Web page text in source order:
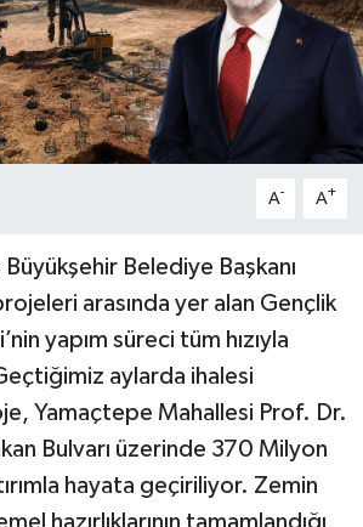
A- A+
Belediye Başkanı
arasında yer alan Gençlik
yapım süreci tüm hızıyla
aylarda ihalesi
Yamaçtepe Mahallesi Prof. Dr.
Bulvarı üzerinde 370 Milyon
hayata geçiriliyor. Zemin